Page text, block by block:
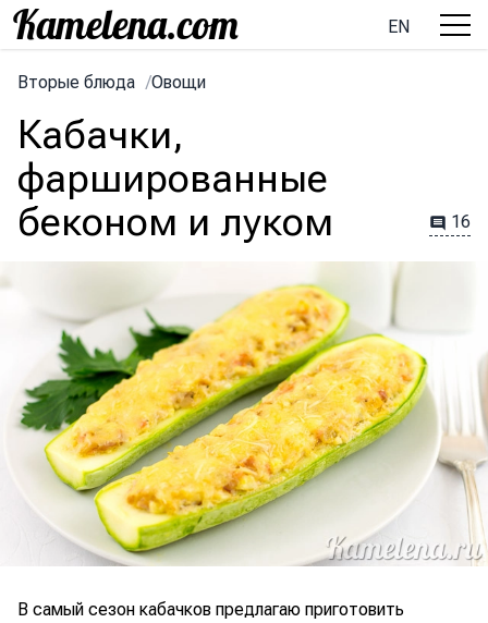
EN
Вторые блюда /Овощи
Кабачки,
фаршированные
беконом и луком
16
В самый сезон кабачков предлагаю приготовить